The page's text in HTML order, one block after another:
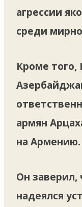
агрессии
среди
Кроме
армян
на Армению.
Он
надеялся